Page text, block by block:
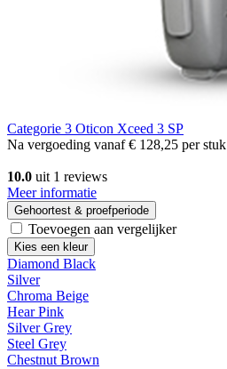
Categorie 3 Oticon Xceed 3 SP
Na vergoeding vanaf€ 128,25 per stuk
10.0 uit 1 reviews
Meer informatie
Gehoortest & proefperiode
Toevoegen aan vergelijker
Kies een kleur
Diamond Black
Silver
Chroma Beige
Hear Pink
Silver Grey
Steel Grey
Chestnut Brown